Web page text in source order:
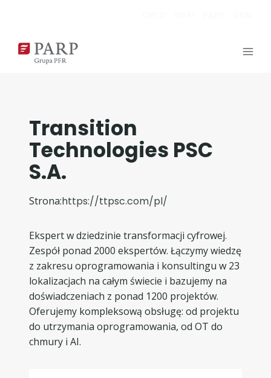
Transition
Technologies PSC
S.A.
Strona:https://ttpsc.com/pl/
Ekspert w dziedzinie transformacji cyfrowej.
Zespół ponad 2000 ekspertów. Łączymy wiedzę
z zakresu oprogramowania i konsultingu w 23
lokalizacjach na całym świecie i bazujemy na
doświadczeniach z ponad 1200 projektów.
Oferujemy kompleksową obsługę: od projektu
do utrzymania oprogramowania, od OT do
chmury i AI.